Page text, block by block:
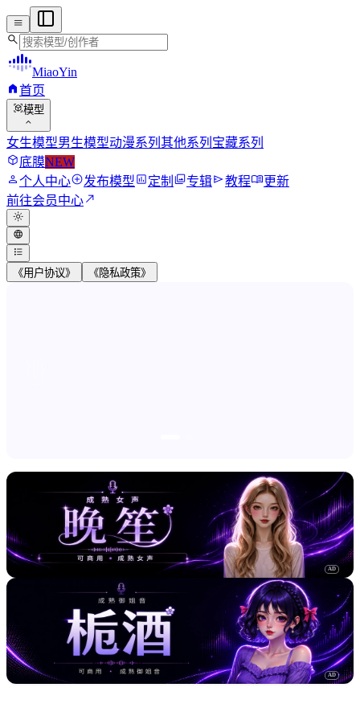
menu
search
MiaoYin
home首页
view_in_ar模型
expand_more
女生模型男生模型动漫系列 其他系列 宝藏系列
deployed_code底膜NEW
person个人中心add_circle发布模型assessment定制 photo_library专辑send教程menu_book更新
前往会员中心north_east
light_mode
language
format_list_bulleted
《用户协议》 《隐私政策》
AD
AD